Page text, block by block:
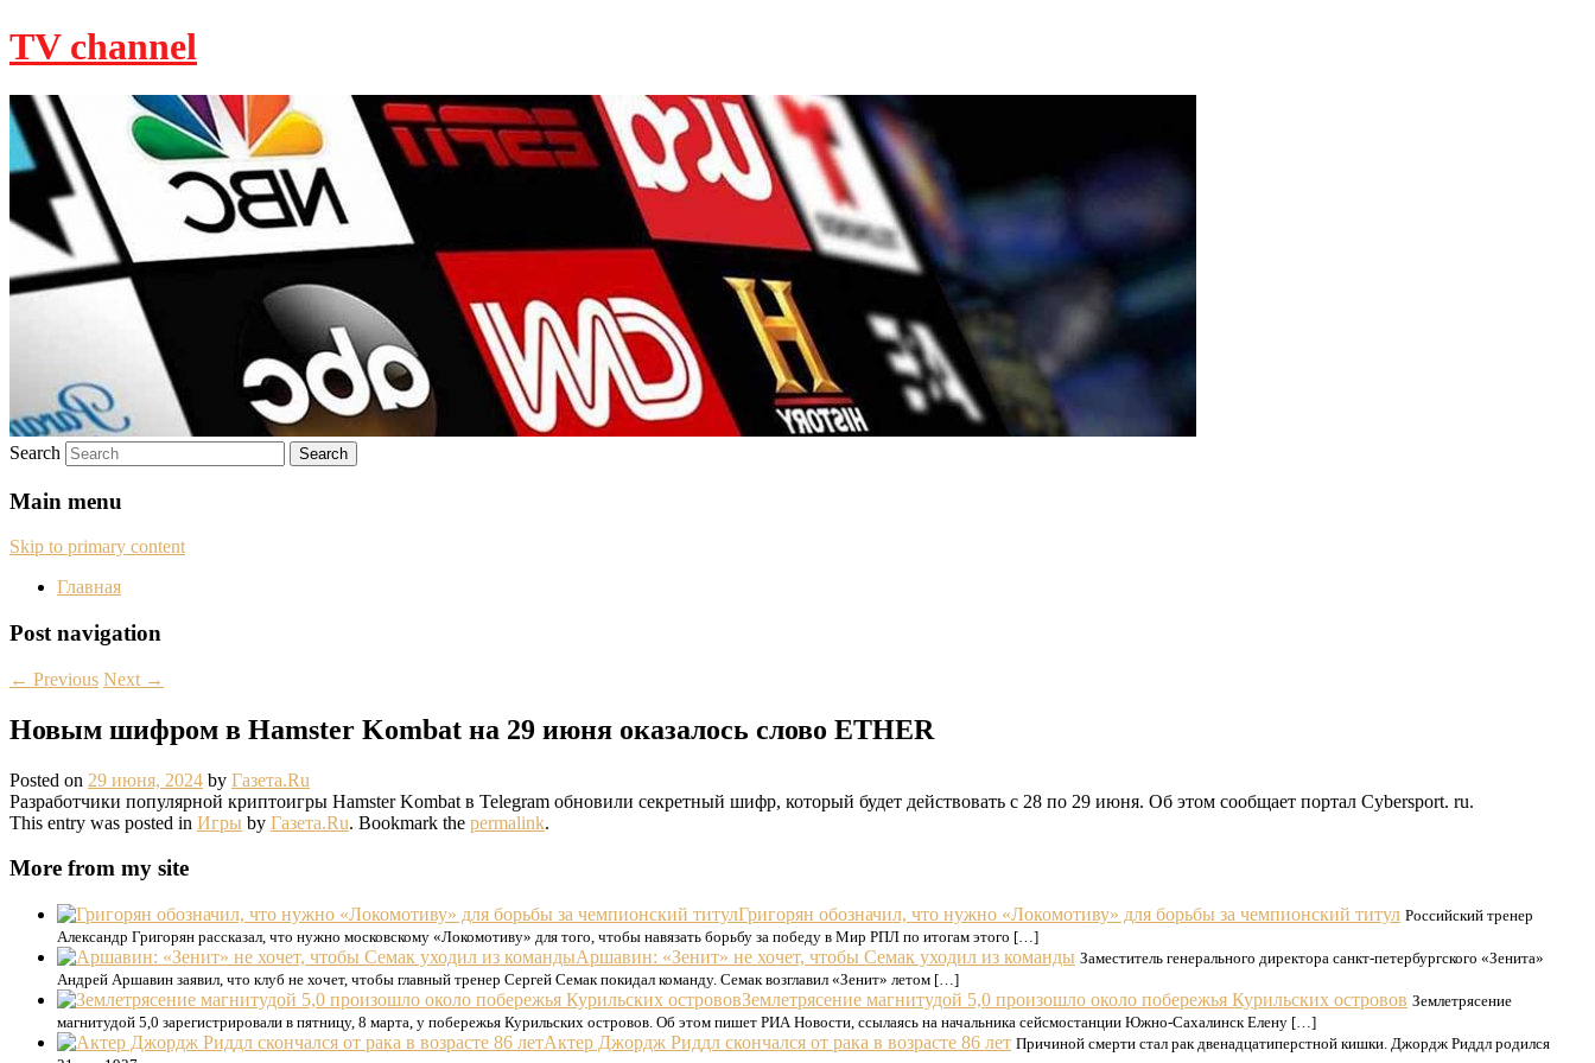
TV channel
Search
Main menu
Skip to primary content
Главная
Post navigation
← Previous Next →
Новым шифром в Hamster Kombat на 29 июня оказалось слово ETHER
Posted on 29 июня, 2024 by Газета.Ru
Разработчики популярной криптоигры Hamster Kombat в Telegram обновили секретный шифр, который будет действовать с 28 по 29 июня. Об этом сообщает портал Cybersport. ru.
This entry was posted in Игры by Газета.Ru. Bookmark the permalink.
More from my site
Григорян обозначил, что нужно «Локомотиву» для борьбы за чемпионский титул Российский тренер
Александр Григорян рассказал, что нужно московскому «Локомотиву» для того, чтобы навязать борьбу за победу в Мир РПЛ по итогам этого […]
Аршавин: «Зенит» не хочет, чтобы Семак уходил из команды Заместитель генерального директора санкт-петербургского «Зенита»
Андрей Аршавин заявил, что клуб не хочет, чтобы главный тренер Сергей Семак покидал команду. Семак возглавил «Зенит» летом […]
Землетрясение магнитудой 5,0 произошло около побережья Курильских островов Землетрясение
магнитудой 5,0 зарегистрировали в пятницу, 8 марта, у побережья Курильских островов. Об этом пишет РИА Новости, ссылаясь на начальника сейсмостанции Южно-Сахалинск Елену […]
Актер Джордж Риддл скончался от рака в возрасте 86 лет Причиной смерти стал рак двенадцатиперстной кишки. Джордж Риддл родился